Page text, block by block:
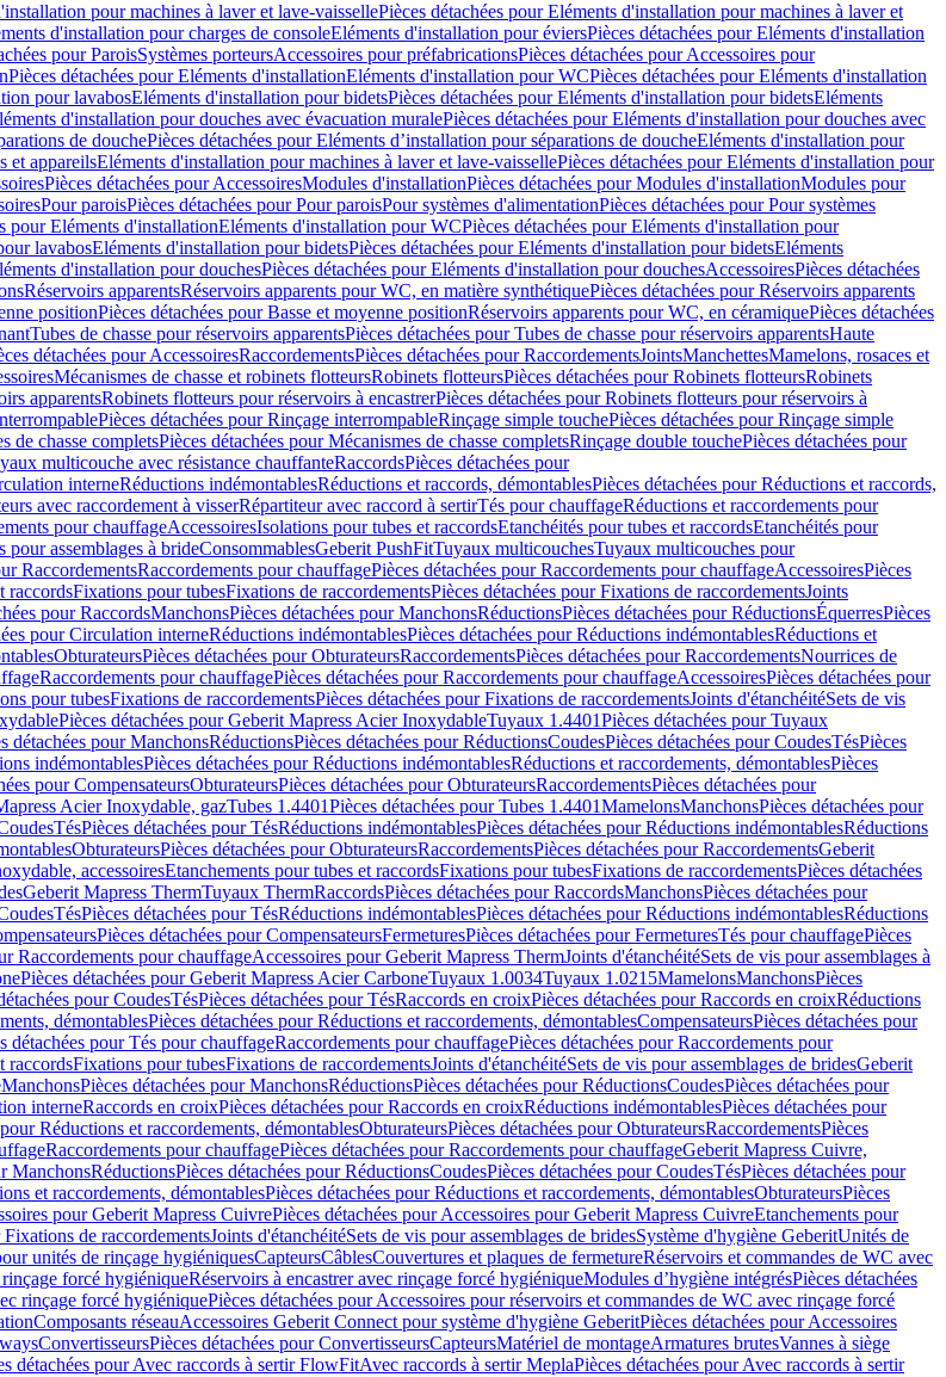
pour machines à laver et lave-vaissellePièces détachées pour Eléments d'installation pour machines à laver et
d'installation pour charges de consoleEléments d'installation pour éviersPièces détachées pour Eléments d'installation
pour ParoisSystèmes porteursAccessoires pour préfabricationsPièces détachées pour Accessoires pour
Pièces détachées pour Eléments d'installationEléments d'installation pour WCPièces détachées pour Eléments d'installation
pour lavabosEléments d'installation pour bidetsPièces détachées pour Eléments d'installation pour bidetsEléments
d'installation pour douches avec évacuation muralePièces détachées pour Eléments d'installation pour douches avec
de douchePièces détachées pour Eléments d’installation pour séparations de doucheEléments d'installation pour
et appareilsEléments d'installation pour machines à laver et lave-vaissellePièces détachées pour Eléments d'installation pour
Pièces détachées pour AccessoiresModules d'installationPièces détachées pour Modules d'installationModules pour
Pour paroisPièces détachées pour Pour paroisPour systèmes d'alimentationPièces détachées pour Pour systèmes
pour Eléments d'installationEléments d'installation pour WCPièces détachées pour Eléments d'installation pour
lavabosEléments d'installation pour bidetsPièces détachées pour Eléments d'installation pour bidetsEléments
d'installation pour douchesPièces détachées pour Eléments d'installation pour douchesAccessoiresPièces détachées
Réservoirs apparentsRéservoirs apparents pour WC, en matière synthétiquePièces détachées pour Réservoirs apparents
positionPièces détachées pour Basse et moyenne positionRéservoirs apparents pour WC, en céramiquePièces détachées
Tubes de chasse pour réservoirs apparentsPièces détachées pour Tubes de chasse pour réservoirs apparentsHaute
détachées pour AccessoiresRaccordementsPièces détachées pour RaccordementsJointsManchettesMamelons, rosaces et
Mécanismes de chasse et robinets flotteursRobinets flotteursPièces détachées pour Robinets flotteursRobinets
apparentsRobinets flotteurs pour réservoirs à encastrerPièces détachées pour Robinets flotteurs pour réservoirs à
Pièces détachées pour Rinçage interrompableRinçage simple touchePièces détachées pour Rinçage simple
de chasse completsPièces détachées pour Mécanismes de chasse completsRinçage double touchePièces détachées pour
multicouche avec résistance chauffanteRaccordsPièces détachées pour
interneRéductions indémontablesRéductions et raccords, démontablesPièces détachées pour Réductions et raccords,
avec raccordement à visserRépartiteur avec raccord à sertirTés pour chauffageRéductions et raccordements pour
pour chauffageAccessoiresIsolations pour tubes et raccordsEtanchéités pour tubes et raccordsEtanchéités pour
pour assemblages à brideConsommablesGeberit PushFitTuyaux multicouchesTuyaux multicouches pour
RaccordementsRaccordements pour chauffagePièces détachées pour Raccordements pour chauffageAccessoiresPièces
raccordsFixations pour tubesFixations de raccordementsPièces détachées pour Fixations de raccordementsJoints
pour RaccordsManchonsPièces détachées pour ManchonsRéductionsPièces détachées pour RéductionsÉquerresPièces
pour Circulation interneRéductions indémontablesPièces détachées pour Réductions indémontablesRéductions et
ObturateursPièces détachées pour ObturateursRaccordementsPièces détachées pour RaccordementsNourrices de
Raccordements pour chauffagePièces détachées pour Raccordements pour chauffageAccessoiresPièces détachées pour
pour tubesFixations de raccordementsPièces détachées pour Fixations de raccordementsJoints d'étanchéitéSets de vis
Pièces détachées pour Geberit Mapress Acier InoxydableTuyaux 1.4401Pièces détachées pour Tuyaux
détachées pour ManchonsRéductionsPièces détachées pour RéductionsCoudesPièces détachées pour CoudesTésPièces
indémontablesPièces détachées pour Réductions indémontablesRéductions et raccordements, démontablesPièces
pour CompensateursObturateursPièces détachées pour ObturateursRaccordementsPièces détachées pour
Acier Inoxydable, gazTubes 1.4401Pièces détachées pour Tubes 1.4401MamelonsManchonsPièces détachées pour
TésPièces détachées pour TésRéductions indémontablesPièces détachées pour Réductions indémontablesRéductions
ObturateursPièces détachées pour ObturateursRaccordementsPièces détachées pour RaccordementsGeberit
accessoiresEtanchements pour tubes et raccordsFixations pour tubesFixations de raccordementsPièces détachées
Geberit Mapress ThermTuyaux ThermRaccordsPièces détachées pour RaccordsManchonsPièces détachées pour
TésPièces détachées pour TésRéductions indémontablesPièces détachées pour Réductions indémontablesRéductions
Pièces détachées pour CompensateursFermeturesPièces détachées pour FermeturesTés pour chauffagePièces
Raccordements pour chauffageAccessoires pour Geberit Mapress ThermJoints d'étanchéitéSets de vis pour assemblages à
Pièces détachées pour Geberit Mapress Acier CarboneTuyaux 1.0034Tuyaux 1.0215MamelonsManchonsPièces
pour CoudesTésPièces détachées pour TésRaccords en croixPièces détachées pour Raccords en croixRéductions
démontablesPièces détachées pour Réductions et raccordements, démontablesCompensateursPièces détachées pour
détachées pour Tés pour chauffageRaccordements pour chauffagePièces détachées pour Raccordements pour
raccordsFixations pour tubesFixations de raccordementsJoints d'étanchéitéSets de vis pour assemblages de bridesGeberit
ManchonsPièces détachées pour ManchonsRéductionsPièces détachées pour RéductionsCoudesPièces détachées pour
interneRaccords en croixPièces détachées pour Raccords en croixRéductions indémontablesPièces détachées pour
Réductions et raccordements, démontablesObturateursPièces détachées pour ObturateursRaccordementsPièces
Raccordements pour chauffagePièces détachées pour Raccordements pour chauffageGeberit Mapress Cuivre,
ManchonsRéductionsPièces détachées pour RéductionsCoudesPièces détachées pour CoudesTésPièces détachées pour
et raccordements, démontablesPièces détachées pour Réductions et raccordements, démontablesObturateursPièces
pour Geberit Mapress CuivrePièces détachées pour Accessoires pour Geberit Mapress CuivreEtanchements pour
Fixations de raccordementsJoints d'étanchéitéSets de vis pour assemblages de bridesSystème d'hygiène GeberitUnités de
unités de rinçage hygiéniquesCapteursCâblesCouvertures et plaques de fermetureRéservoirs et commandes de WC avec
forcé hygiéniqueRéservoirs à encastrer avec rinçage forcé hygiéniqueModules d’hygiène intégrésPièces détachées
rinçage forcé hygiéniquePièces détachées pour Accessoires pour réservoirs et commandes de WC avec rinçage forcé
Composants réseauAccessoires Geberit Connect pour système d'hygiène GeberitPièces détachées pour Accessoires
ConvertisseursPièces détachées pour ConvertisseursCapteursMatériel de montageArmatures brutesVannes à siège
détachées pour Avec raccords à sertir FlowFitAvec raccords à sertir MeplaPièces détachées pour Avec raccords à sertir